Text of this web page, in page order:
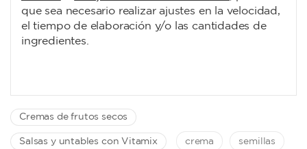
que sea necesario realizar ajustes en la velocidad,
el tiempo de elaboración y/o las cantidades de
ingredientes.
Cremas de frutos secos
Salsas y untables con Vitamix crema semillas